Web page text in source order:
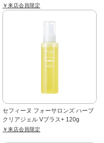
￥来店会員限定
セフィーヌ フォーサロンズ ハーブ
クリアジェル Vプラス+ 120g
￥来店会員限定